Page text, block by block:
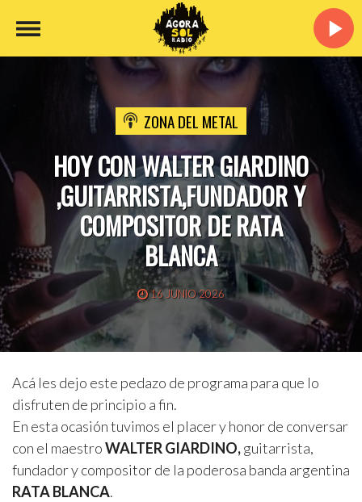
ZONA DEL METAL
HOY CON WALTER GIARDINO
,GUITARRISTA,FUNDADOR Y
COMPOSITOR DE RATA
BLANCA
16 JUNIO 2026
Acá les dejo este pedazo de programa para que lo
disfruten de principio a fin.
En esta ocasión tuvimos el placer y honor de conversar
con el maestroWALTER GIARDINO,guitarrista,
fundador y compositor de la poderosa banda argentina
RATA BLANCA.